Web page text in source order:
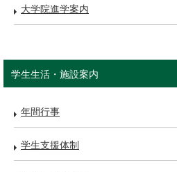
大学院進学案内
学生生活・施設案内
年間行事
学生支援体制